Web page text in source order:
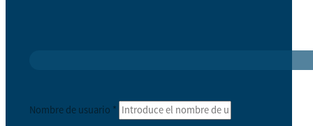
Nombre de usuario *